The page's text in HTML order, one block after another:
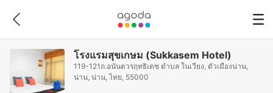
โรงแรมสุขเกษม (Sukkasem Hotel)
119-121ถ.อนันตวรฤทธิเดช ตำบล ในเวียง, ตัวเมืองน่าน,
น่าน, น่าน, ไทย, 55000